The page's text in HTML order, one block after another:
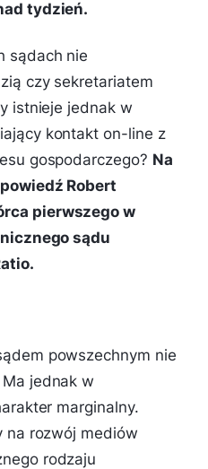
tydzień.
sądach nie
czy sekretariatem
istnieje jednak w
kontakt on-line z
gospodarczego? Na
Robert
pierwszego w
sądu
powszechnym nie
jednak w
marginalny.
na rozwój mediów
rodzaju